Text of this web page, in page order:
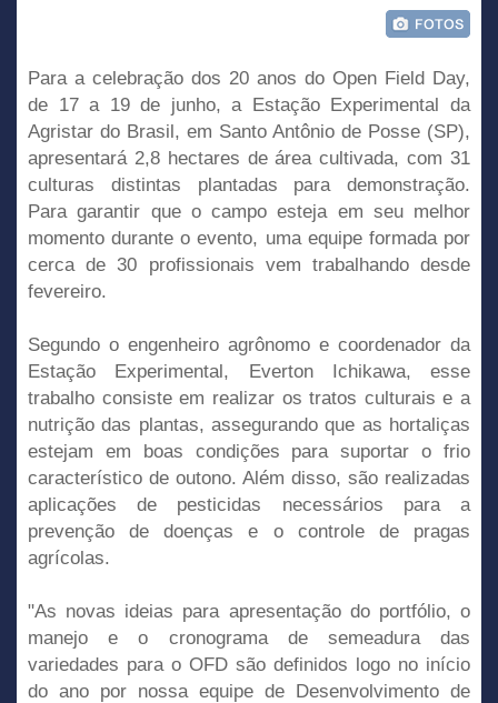
Para a celebração dos 20 anos do Open Field Day,
de 17 a 19 de junho, a Estação Experimental da
Agristar do Brasil, em Santo Antônio de Posse (SP),
apresentará 2,8 hectares de área cultivada, com 31
culturas distintas plantadas para demonstração.
Para garantir que o campo esteja em seu melhor
momento durante o evento, uma equipe formada por
cerca de 30 profissionais vem trabalhando desde
fevereiro.
Segundo o engenheiro agrônomo e coordenador da
Estação Experimental, Everton Ichikawa, esse
trabalho consiste em realizar os tratos culturais e a
nutrição das plantas, assegurando que as hortaliças
estejam em boas condições para suportar o frio
característico de outono. Além disso, são realizadas
aplicações de pesticidas necessários para a
prevenção de doenças e o controle de pragas
agrícolas.
"As novas ideias para apresentação do portfólio, o
manejo e o cronograma de semeadura das
variedades para o OFD são definidos logo no início
do ano por nossa equipe de Desenvolvimento de